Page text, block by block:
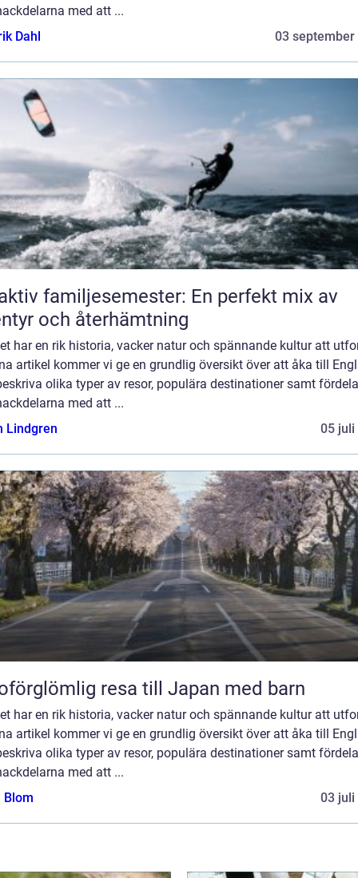
med att ...
Dahl
03 september
familjesemester: En perfekt mix av
och återhämtning
har en rik historia, vacker natur och spännande kultur att
artikel kommer vi ge en grundlig översikt över att åka till
olika typer av resor, populära destinationer samt
med att ...
Lindgren
05 juli
resa till Japan med barn
har en rik historia, vacker natur och spännande kultur att
artikel kommer vi ge en grundlig översikt över att åka till
olika typer av resor, populära destinationer samt
med att ...
Blom
03 juli